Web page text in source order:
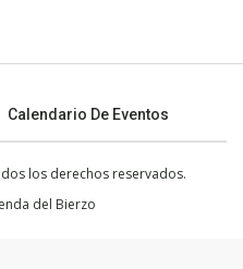
Calendario De Eventos
los derechos reservados.
del Bierzo